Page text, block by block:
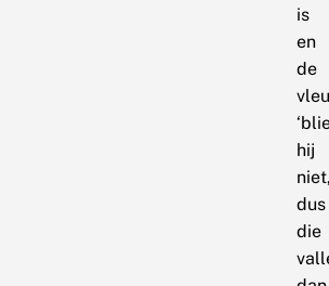
is
en
de
hij
dus
die